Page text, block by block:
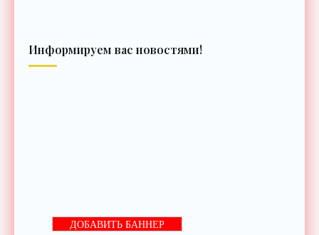
Информируем вас новостями!
ДОБАВИТЬ БАННЕР